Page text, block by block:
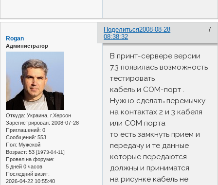
Поделиться 7
2008-08-28
08:38:32
Rogan
Администратор
Откуда: Украина, г.Херсон
Зарегистрирован: 2008-07-28
Приглашений: 0
Сообщений: 553
Пол: Мужской
Возраст: 53 [1973-04-11]
Провел на форуме:
5 дней 0 часов
Последний визит:
2026-04-22 10:55:40
В принт-сервере версии
7.3 появилась возможность
тестировать
кабель и COM-порт .
Нужно сделать перемычку
на контактах 2 и 3 кабеля
или COM порта
то есть замкнуть прием и
передачу и те данные
которые передаются
должны и приниматся
на рисунке кабель не